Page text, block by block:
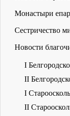
Монастыри
Сестричество
Новости
I
II
I
II